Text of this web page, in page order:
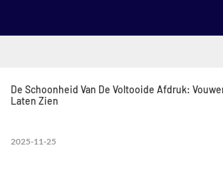
De Schoonheid Van De Voltooide Afdruk:
Laten Zien
2025-11-25